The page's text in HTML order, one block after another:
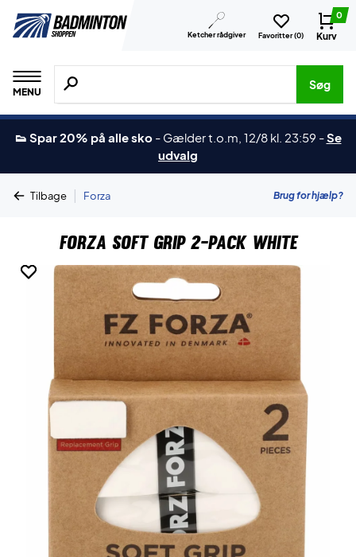
Ketcher rådgiver Favoritter (0)
0
Kurv
MENU
Søg efter produkter, mærker etc.
Søg
👟 Spar 20% på alle sko - Gælder t.o.m, 12/8 kl. 23:59 -Se
udvalg
Tilbage | Forza Brug for hjælp?
Forza Soft Grip 2-Pack White